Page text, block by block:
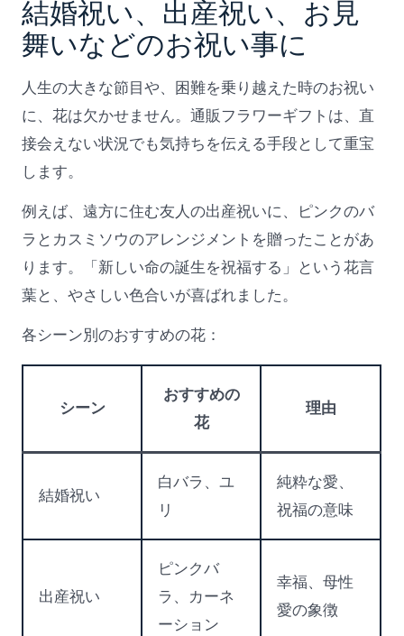
結婚祝い、出産祝い、お見
舞いなどのお祝い事に
人生の大きな節目や、困難を乗り越えた時のお祝い
に、花は欠かせません。通販フラワーギフトは、直
接会えない状況でも気持ちを伝える手段として重宝
します。
例えば、遠方に住む友人の出産祝いに、ピンクのバ
ラとカスミソウのアレンジメントを贈ったことがあ
ります。「新しい命の誕生を祝福する」という花言
葉と、やさしい色合いが喜ばれました。
各シーン別のおすすめの花：
シーン
おすすめの
花
理由
結婚祝い
白バラ、ユ
リ
純粋な愛、
祝福の意味
出産祝い
ピンクバ
ラ、カーネ
ーション
幸福、母性
愛の象徴